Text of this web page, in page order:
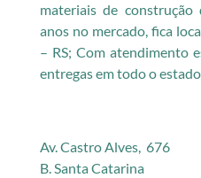
materiais de
anos no mercado, fica
– RS; Com atendimento
entregas em todo o
Av. Castro Alves, 676
B. Santa Catarina